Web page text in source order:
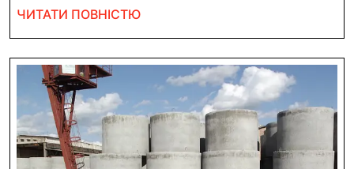
мільйон
гривень
ЧИТАТИ ПОВНІСТЮЧИТАТИ